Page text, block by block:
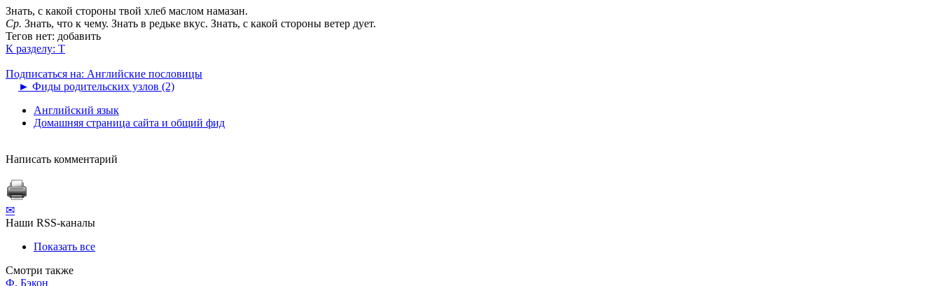
Знать, с какой стороны твой хлеб маслом намазан.
Ср. Знать, что к чему. Знать в редьке вкус. Знать, с какой стороны ветер дует.
Тегов нет: добавить
К разделу: T
Подписаться на: Английские пословицы
► Фиды родительских узлов (2)
Английский язык
Домашняя страница сайта и общий фид
Написать комментарий
✉
Наши RSS-каналы
Показать все
Смотри также
Ф. Бэкон